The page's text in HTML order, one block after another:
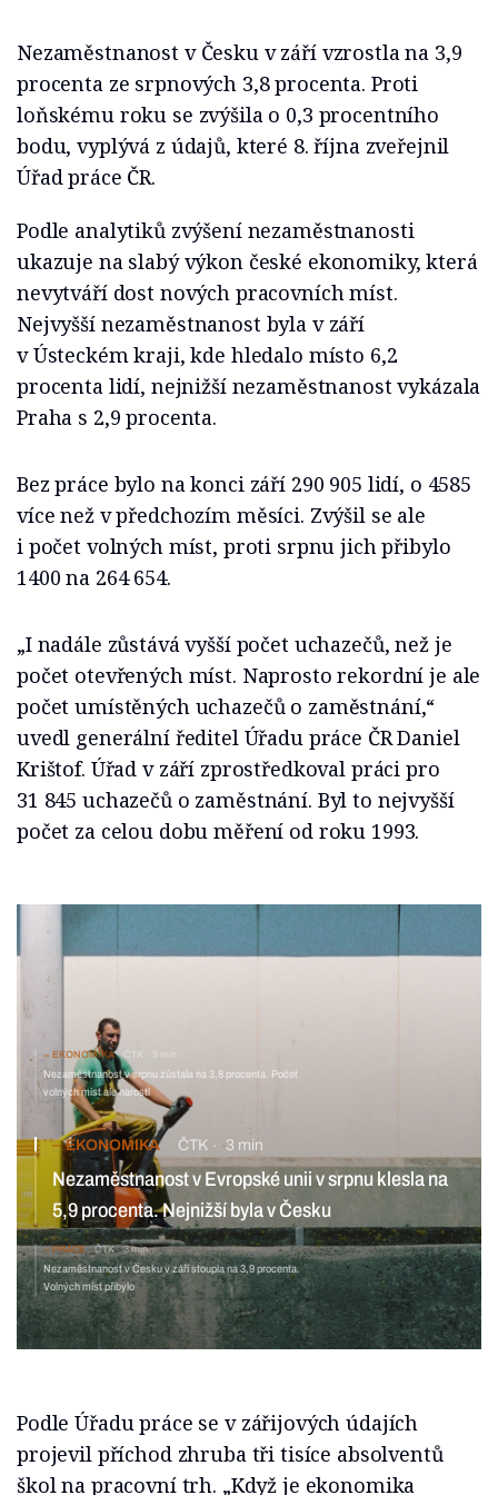
Nezaměstnanost v Česku v září vzrostla na 3,9
procenta ze srpnových 3,8 procenta. Proti
loňskému roku se zvýšila o 0,3 procentního
bodu, vyplývá z údajů, které 8. října zveřejnil
Úřad práce ČR.
Podle analytiků zvýšení nezaměstnanosti
ukazuje na slabý výkon české ekonomiky, která
nevytváří dost nových pracovních míst.
Nejvyšší nezaměstnanost byla v září
v Ústeckém kraji, kde hledalo místo 6,2
procenta lidí, nejnižší nezaměstnanost vykázala
Praha s 2,9 procenta.
Bez práce bylo na konci září 290 905 lidí, o 4585
více než v předchozím měsíci. Zvýšil se ale
i počet volných míst, proti srpnu jich přibylo
1400 na 264 654.
„I nadále zůstává vyšší počet uchazečů, než je
počet otevřených míst. Naprosto rekordní je ale
počet umístěných uchazečů o zaměstnání,“
uvedl generální ředitel Úřadu práce ČR Daniel
Krištof. Úřad v září zprostředkoval práci pro
31 845 uchazečů o zaměstnání. Byl to nejvyšší
počet za celou dobu měření od roku 1993.
EKONOMIKA ČTK 3 min
Nezaměstnanost v srpnu zůstala na 3,8 procenta. Počet
volných míst ale narostl
EKONOMIKA ČTK 3 min
Nezaměstnanost v Evropské unii v srpnu klesla na
5,9 procenta. Nejnižší byla v Česku
PRÁCE ČTK 3 min
Nezaměstnanost v Česku v září stoupla na 3,9 procenta.
Volných míst přibylo
Podle Úřadu práce se v zářijových údajích
projevil příchod zhruba tři tisíce absolventů
škol na pracovní trh. „Když je ekonomika